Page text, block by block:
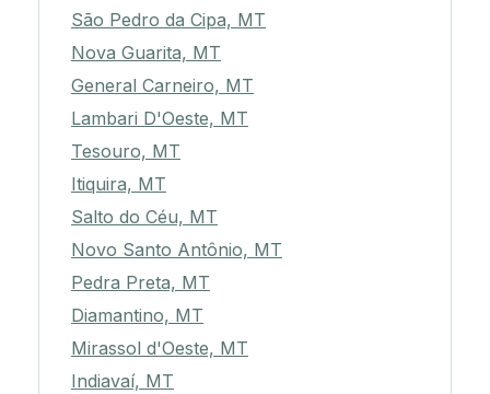
São Pedro da Cipa, MT
Nova Guarita, MT
General Carneiro, MT
Lambari D'Oeste, MT
Tesouro, MT
Itiquira, MT
Salto do Céu, MT
Novo Santo Antônio, MT
Pedra Preta, MT
Diamantino, MT
Mirassol d'Oeste, MT
Indiavaí, MT